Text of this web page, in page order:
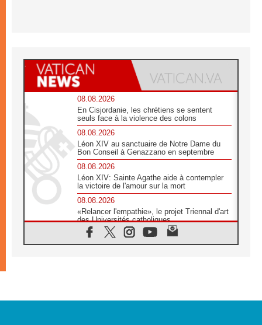
08.08.2026
En Cisjordanie, les chrétiens se sentent
seuls face à la violence des colons
08.08.2026
Léon XIV au sanctuaire de Notre Dame du
Bon Conseil à Genazzano en septembre
08.08.2026
Léon XIV: Sainte Agathe aide à contempler
la victoire de l'amour sur la mort
08.08.2026
«Relancer l'empathie», le projet Triennal d'art
des Universités catholiques
08.08.2026
Signis 2026, donner la parole aux religieuses
07.08.2026